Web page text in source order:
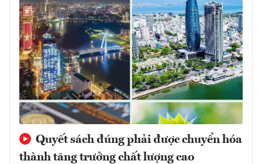
Quyết sách đúng phải được chuyển hóa
thành tăng trưởng chất lượng cao